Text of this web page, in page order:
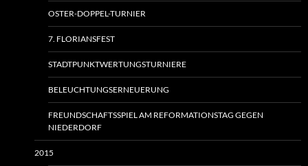
OSTER-DOPPEL-TURNIER
7. FLORIANSFEST
STADTPUNKTWERTUNGSTURNIERE
BELEUCHTUNGSERNEUERUNG
FREUNDSCHAFTSSPIEL AM REFORMATIONSTAG GEGEN
NIEDERDORF
2015